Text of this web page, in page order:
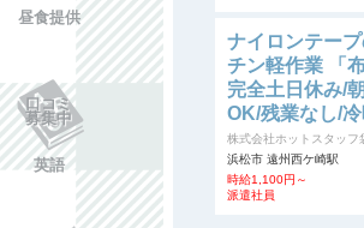
昼食提供
口コミ
募集中
英語
ナイロンテー
チン軽作業 「
完全土日休み/
OK/残業なし/
株式会社ホットスタッフ
浜松市 遠州西ケ崎駅
時給1,100円～
派遣社員